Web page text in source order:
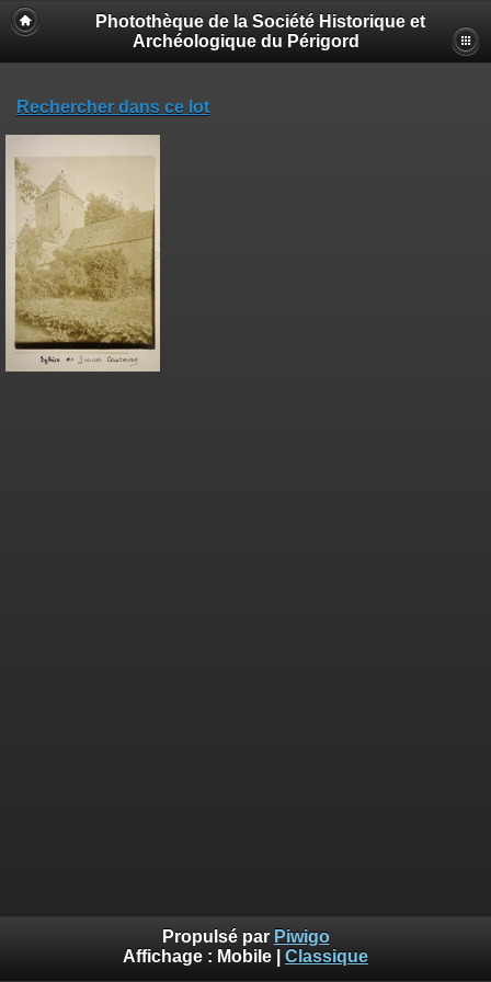
Photothèque de la Société Historique et
Archéologique du Périgord
Rechercher dans ce lot
Propulsé par Piwigo
Affichage : Mobile Classique